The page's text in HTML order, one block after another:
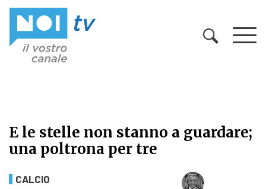
E le stelle non stanno a guardare;
una poltrona per tre
E le stelle non stanno a guardare;
CALCIO